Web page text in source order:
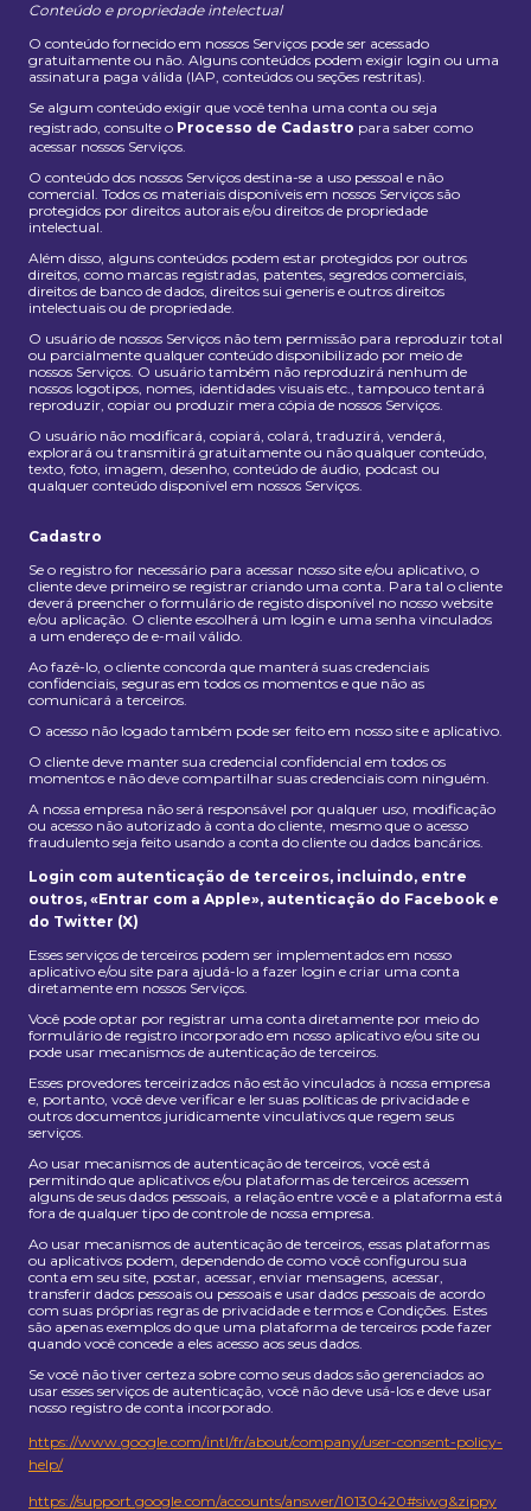
Conteúdo e propriedade intelectual
O conteúdo fornecido em nossos Serviços pode ser acessado
gratuitamente ou não. Alguns conteúdos podem exigir login ou uma
assinatura paga válida (IAP, conteúdos ou seções restritas).
Se algum conteúdo exigir que você tenha uma conta ou seja
registrado, consulte o Processo de Cadastro para saber como
acessar nossos Serviços.
O conteúdo dos nossos Serviços destina-se a uso pessoal e não
comercial. Todos os materiais disponíveis em nossos Serviços são
protegidos por direitos autorais e/ou direitos de propriedade
intelectual.
Além disso, alguns conteúdos podem estar protegidos por outros
direitos, como marcas registradas, patentes, segredos comerciais,
direitos de banco de dados, direitos sui generis e outros direitos
intelectuais ou de propriedade.
O usuário de nossos Serviços não tem permissão para reproduzir total
ou parcialmente qualquer conteúdo disponibilizado por meio de
nossos Serviços. O usuário também não reproduzirá nenhum de
nossos logotipos, nomes, identidades visuais etc., tampouco tentará
reproduzir, copiar ou produzir mera cópia de nossos Serviços.
O usuário não modificará, copiará, colará, traduzirá, venderá,
explorará ou transmitirá gratuitamente ou não qualquer conteúdo,
texto, foto, imagem, desenho, conteúdo de áudio, podcast ou
qualquer conteúdo disponível em nossos Serviços.
Cadastro
Se o registro for necessário para acessar nosso site e/ou aplicativo, o
cliente deve primeiro se registrar criando uma conta. Para tal o cliente
deverá preencher o formulário de registo disponível no nosso website
e/ou aplicação. O cliente escolherá um login e uma senha vinculados
a um endereço de e-mail válido.
Ao fazê-lo, o cliente concorda que manterá suas credenciais
confidenciais, seguras em todos os momentos e que não as
comunicará a terceiros.
O acesso não logado também pode ser feito em nosso site e aplicativo.
O cliente deve manter sua credencial confidencial em todos os
momentos e não deve compartilhar suas credenciais com ninguém.
A nossa empresa não será responsável por qualquer uso, modificação
ou acesso não autorizado à conta do cliente, mesmo que o acesso
fraudulento seja feito usando a conta do cliente ou dados bancários.
Login com autenticação de terceiros, incluindo, entre
outros, «Entrar com a Apple», autenticação do Facebook e
do Twitter (X)
Esses serviços de terceiros podem ser implementados em nosso
aplicativo e/ou site para ajudá-lo a fazer login e criar uma conta
diretamente em nossos Serviços.
Você pode optar por registrar uma conta diretamente por meio do
formulário de registro incorporado em nosso aplicativo e/ou site ou
pode usar mecanismos de autenticação de terceiros.
Esses provedores terceirizados não estão vinculados à nossa empresa
e, portanto, você deve verificar e ler suas políticas de privacidade e
outros documentos juridicamente vinculativos que regem seus
serviços.
Ao usar mecanismos de autenticação de terceiros, você está
permitindo que aplicativos e/ou plataformas de terceiros acessem
alguns de seus dados pessoais, a relação entre você e a plataforma está
fora de qualquer tipo de controle de nossa empresa.
Ao usar mecanismos de autenticação de terceiros, essas plataformas
ou aplicativos podem, dependendo de como você configurou sua
conta em seu site, postar, acessar, enviar mensagens, acessar,
transferir dados pessoais ou pessoais e usar dados pessoais de acordo
com suas próprias regras de privacidade e termos e Condições. Estes
são apenas exemplos do que uma plataforma de terceiros pode fazer
quando você concede a eles acesso aos seus dados.
Se você não tiver certeza sobre como seus dados são gerenciados ao
usar esses serviços de autenticação, você não deve usá-los e deve usar
nosso registro de conta incorporado.
https://www.google.com/intl/fr/about/company/user-consent-policy-
help/
https://support.google.com/accounts/answer/10130420#siwg&zippy